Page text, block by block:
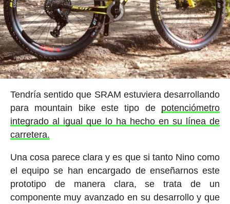
Tendría sentido que SRAM estuviera desarrollando
para mountain bike este tipo de potenciómetro
integrado al igual que lo ha hecho en su línea de
carretera.
Una cosa parece clara y es que si tanto Nino como
el equipo se han encargado de enseñarnos este
prototipo de manera clara, se trata de un
componente muy avanzado en su desarrollo y que